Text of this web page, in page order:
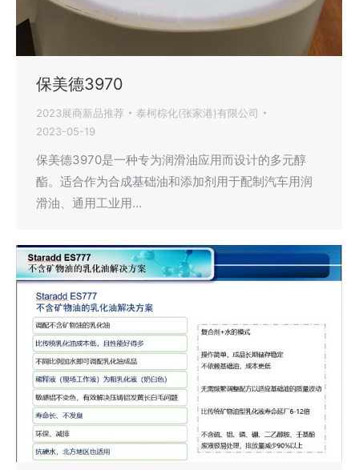
保美德3970
2023展商新品推荐
泰柯棕化(张家港)有限公司
2023-05-19
保美德3970是一种专为润滑油应用而设计的多元醇
酯。适合作为合成基础油和添加剂用于配制汽车用润
滑油、通用工业用…